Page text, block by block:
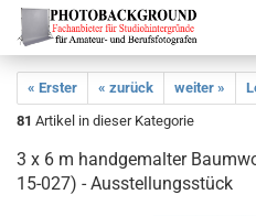
« Erster « zurück weiter »
81 Artikel in dieser Kategorie
3 x 6 m handgemalter
15-027) - Ausstellungsstück